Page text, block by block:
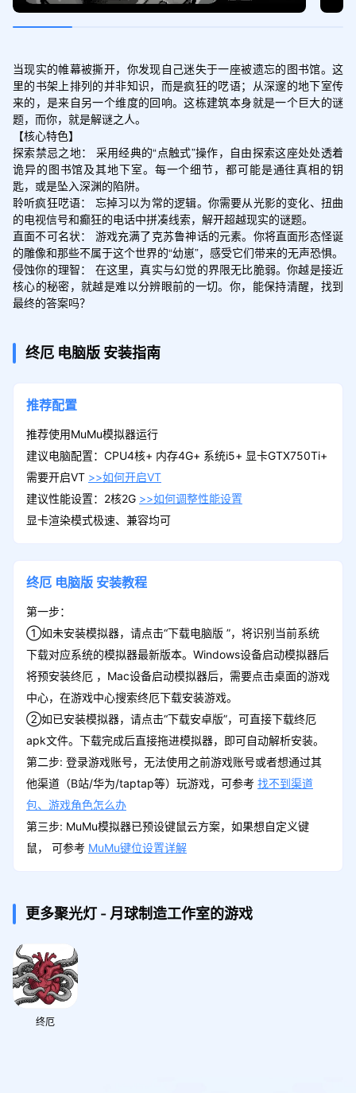
当现实的帷幕被撕开，你发现自己迷失于一座被遗忘的图书馆。这
里的书架上排列的并非知识，而是疯狂的呓语；从深邃的地下室传
来的，是来自另一个维度的回响。这栋建筑本身就是一个巨大的谜
题，而你，就是解谜之人。
【核心特色】
探索禁忌之地： 采用经典的“点触式”操作，自由探索这座处处透着
诡异的图书馆及其地下室。每一个细节，都可能是通往真相的钥
匙，或是坠入深渊的陷阱。
聆听疯狂呓语： 忘掉习以为常的逻辑。你需要从光影的变化、扭曲
的电视信号和癫狂的电话中拼凑线索，解开超越现实的谜题。
直面不可名状： 游戏充满了克苏鲁神话的元素。你将直面形态怪诞
的雕像和那些不属于这个世界的“幼崽”，感受它们带来的无声恐惧。
侵蚀你的理智： 在这里，真实与幻觉的界限无比脆弱。你越是接近
核心的秘密，就越是难以分辨眼前的一切。你，能保持清醒，找到
最终的答案吗？
终厄 电脑版 安装指南
推荐配置
推荐使用MuMu模拟器运行
建议电脑配置：CPU4核+ 内存4G+ 系统i5+ 显卡GTX750Ti+
需要开启VT >>如何开启VT
建议性能设置：2核2G >>如何调整性能设置
显卡渲染模式极速、兼容均可
终厄 电脑版 安装教程
第一步：
①如未安装模拟器，请点击“下载电脑版 ”，将识别当前系统
下载对应系统的模拟器最新版本。Windows设备启动模拟器后
将预安装终厄 ，Mac设备启动模拟器后，需要点击桌面的游戏
中心，在游戏中心搜索终厄下载安装游戏。
②如已安装模拟器，请点击“下载安卓版”，可直接下载终厄
apk文件。下载完成后直接拖进模拟器，即可自动解析安装。
第二步: 登录游戏账号，无法使用之前游戏账号或者想通过其
他渠道（B站/华为/taptap等）玩游戏，可参考 找不到渠道
包、游戏角色怎么办
第三步: MuMu模拟器已预设键鼠云方案，如果想自定义键
鼠， 可参考 MuMu键位设置详解
更多聚光灯 - 月球制造工作室的游戏
终厄